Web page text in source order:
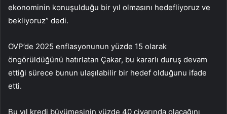
ekonominin konuşulduğu bir yıl olmasını hedefliyoruz ve
bekliyoruz” dedi.
OVP’de 2025 enflasyonunun yüzde 15 olarak
öngörüldüğünü hatırlatan Çakar, bu kararlı duruş devam
ettiği sürece bunun ulaşılabilir bir hedef olduğunu ifade
etti.
Bu yıl kredi büyümesinin yüzde 40 civarında olacağını